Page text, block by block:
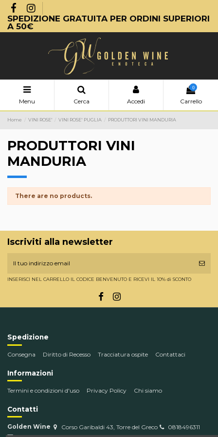
SPEDIZIONE GRATUITA PER ORDINI SUPERIORI
A 50€
Menu Cerca Accedi
0
Carrello
Home VINI ROSE' VINI ROSE' PUGLIA PRODUTTORI VINI MANDURIA
PRODUTTORI VINI
MANDURIA
There are no products.
Iscriviti alla newsletter
INSERISCI NEL CARRELLO IL CODICE BENVENUTO E RICEVI IL 10% di SCONTO
Spedizione
Consegna Diritto di Recesso Tracciatura ospite Contattaci
Informazioni
Termini e condizioni d'uso Privacy Policy Chi siamo
Contatti
Golden Wine Corso Garibaldi 43, Torre del Greco
0818496311